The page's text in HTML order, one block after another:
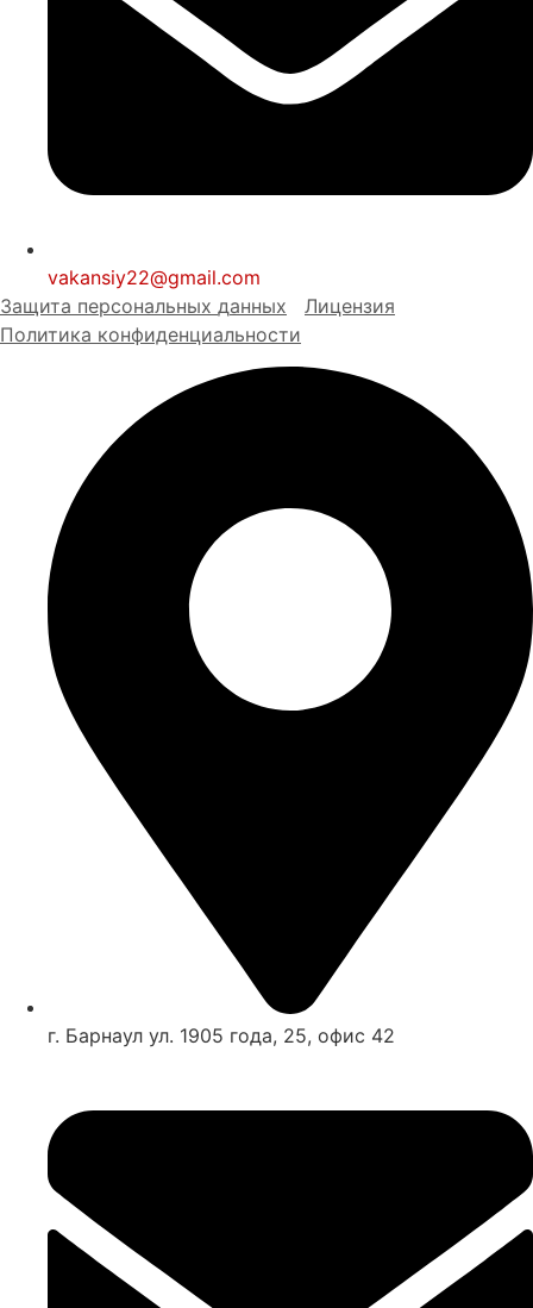
vakansiy22@gmail.com
Защита персональных данных
Лицензия
Политика конфиденциальности
г. Барнаул ул. 1905 года, 25, офис 42